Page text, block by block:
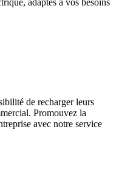
de recharger leurs
Promouvez la
avec notre service